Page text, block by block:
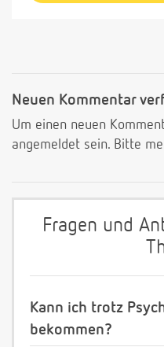
Neuen Kommentar
Um einen neuen
angemeldet sein. Bitte
Fragen und
Kann ich trotz
bekommen?